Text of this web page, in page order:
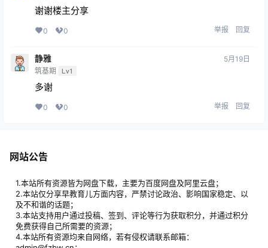
谢谢楼主分享
0 0 举报 回复
静雅
筑基期 Lv1
5月19日
多谢
0 0 举报 回复
网站公告
1.本站所有资源皆为网盘下载，主要为百度网盘及阿里云盘；
2.本站仅分享早教育儿方面内容，严禁讨论政治、影响国家稳定、以
及不和谐的话题；
3.本站支持用户通过投稿、签到、评论等行为获取积分，并通过积分
免费获得自己所需要的资源；
4.本站所有资源均来自网络，若有侵权请联系邮箱：